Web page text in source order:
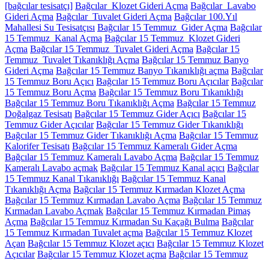
[bağcılar tesisatçı] Bağcılar Klozet Gideri Açma Bağcılar Lavabo
Gideri Açma Bağcılar Tuvalet Gideri Açma Bağcılar 100.Yıl
Mahallesi Su Tesisatçısı Bağcılar 15 Temmuz Gider Açma Bağcılar
15 Temmuz Kanal Açma Bağcılar 15 Temmuz Klozet Gideri
Açma Bağcılar 15 Temmuz Tuvalet Gideri Açma Bağcılar 15
Temmuz Tuvalet Tıkanıklığı Açma Bağcılar 15 Temmuz Banyo
Gideri Açma Bağcılar 15 Temmuz Banyo Tıkanıklığı açma Bağcılar
15 Temmuz Boru Açıcı Bağcılar 15 Temmuz Boru Açıcılar Bağcılar
15 Temmuz Boru Açma Bağcılar 15 Temmuz Boru Tıkanıklığı
Bağcılar 15 Temmuz Boru Tıkanıklığı Açma Bağcılar 15 Temmuz
Doğalgaz Tesisatı Bağcılar 15 Temmuz Gider Açıcı Bağcılar 15
Temmuz Gider Açıcılar Bağcılar 15 Temmuz Gider Tıkanıklığı
Bağcılar 15 Temmuz Gider Tıkanıklığı Açma Bağcılar 15 Temmuz
Kalorifer Tesisatı Bağcılar 15 Temmuz Kameralı Gider Açma
Bağcılar 15 Temmuz Kameralı Lavabo Açma Bağcılar 15 Temmuz
Kameralı Lavabo açmak Bağcılar 15 Temmuz Kanal açıcı Bağcılar
15 Temmuz Kanal Tıkanıklığı Bağcılar 15 Temmuz Kanal
Tıkanıklığı Açma Bağcılar 15 Temmuz Kırmadan Klozet Açma
Bağcılar 15 Temmuz Kırmadan Lavabo Açma Bağcılar 15 Temmuz
Kırmadan Lavabo Açmak Bağcılar 15 Temmuz Kırmadan Pimaş
Açma Bağcılar 15 Temmuz Kırmadan Su Kaçağı Bulma Bağcılar
15 Temmuz Kırmadan Tuvalet açma Bağcılar 15 Temmuz Klozet
Açan Bağcılar 15 Temmuz Klozet açıcı Bağcılar 15 Temmuz Klozet
Açıcılar Bağcılar 15 Temmuz Klozet açma Bağcılar 15 Temmuz